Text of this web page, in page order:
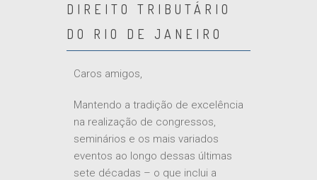
DIREITO TRIBUTÁRIO
DO RIO DE JANEIRO
Caros amigos,
Mantendo a tradição de excelência
na realização de congressos,
seminários e os mais variados
eventos ao longo dessas últimas
sete décadas – o que inclui a